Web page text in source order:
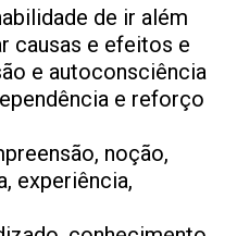
de ir além
causas e efeitos e
e autoconsciência
e reforço
noção,
experiência,